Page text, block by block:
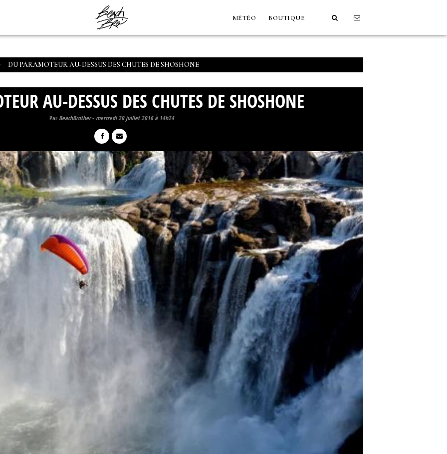
MÉTÉO BOUTIQUE
DU PARAMOTEUR AU-DESSUS DES CHUTES DE SHOSHONE
AU-DESSUS DES CHUTES DE SHOSHONE
Par BeachBrother-mercredi 20 juillet 2016 à 14h24